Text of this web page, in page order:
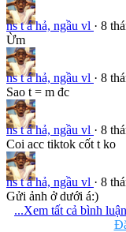
ns t á hả, ngầu vl · 8
Ừm
ns t á hả, ngầu vl · 8
Sao t = m đc
ns t á hả, ngầu vl · 8
Coi acc tiktok cốt t ko
ns t á hả, ngầu vl · 8
Gửi ảnh ở dưới á:)
...Xem tất cả bình luận